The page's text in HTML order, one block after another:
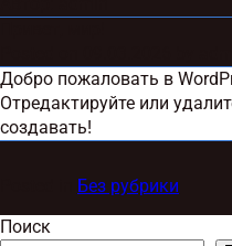
Добро пожаловать в
Отредактируйте или
создавать!
Без рубрики
Поиск